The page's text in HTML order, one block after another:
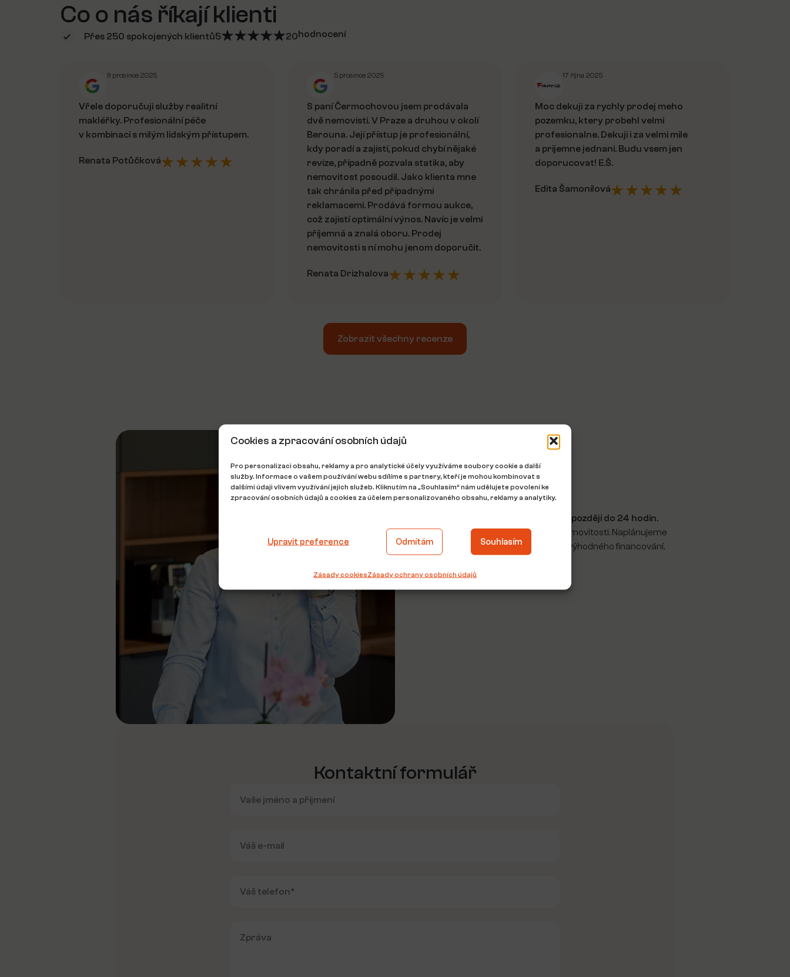
Cookies a zpracování osobních údajů
Pro personalizaci obsahu, reklamy a pro analytické účely využíváme soubory cookie a další
služby. Informace o vašem používání webu sdílíme s partnery, kteří je mohou kombinovat s
dalšími údaji vlivem využívání jejich služeb. Kliknutím na „Souhlasím“ nám udělujete povolení ke
zpracování osobních údajů a cookies za účelem personalizovaného obsahu, reklamy a analytiky.
Souhlasím
Odmítám
Upravit preference
Zásady cookiesZásady ochrany osobních údajů
Co o nás říkají klienti
Přes 250 spokojených klientů5 20hodnocení
9 prosince 2025
Vřele doporučuji služby realitní
makléřky. Profesionální péče
v kombinaci s milým lidským přístupem.
Renata Potůčková
5 prosince 2025
S paní Čermochovou jsem prodávala
dvě nemovisti. V Praze a druhou v okolí
Berouna. Její přístup je profesionální,
kdy poradí a zajistí, pokud chybí nějaké
revize, případně pozvala statika, aby
nemovitost posoudil. Jako klienta mne
tak chránila před případnými
reklamacemi. Prodává formou aukce,
což zajistí optimální výnos. Navíc je velmi
příjemná a znalá oboru. Prodej
nemovitosti s ní mohu jenom doporučit.
Renata Drizhalova
17 října 2025
Moc dekuji za rychly prodej meho
pozemku, ktery probehl velmi
profesionalne. Dekuji i za velmi mile
a prijemne jednani. Budu vsem jen
doporucovat! E.Š.
Edita Šamonilová
Zobrazit všechny recenze
Máte jakýkoliv dotaz?
Kontaktujte mě
Vyplňte krátký formulář a já se ozvu nejpozději do 24 hodin.
Ráda zodpovím jakýkoliv dotaz ohledně nemovitosti. Naplánujeme
prohlídku případně pomohu se zajištěním výhodného financování.
Kontaktní formulář